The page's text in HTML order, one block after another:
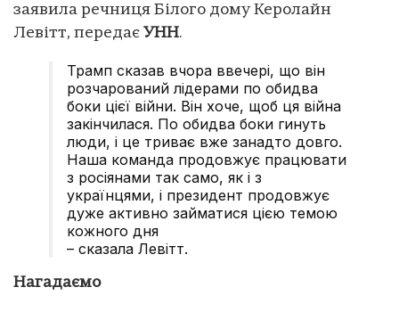
заявила речниця Білого дому Керолайн
Левітт, передає УНН.
Трамп сказав вчора ввечері, що він
розчарований лідерами по обидва
боки цієї війни. Він хоче, щоб ця війна
закінчилася. По обидва боки гинуть
люди, і це триває вже занадто довго.
Наша команда продовжує працювати
з росіянами так само, як і з
українцями, і президент продовжує
дуже активно займатися цією темою
кожного дня
– сказала Левітт.
Нагадаємо